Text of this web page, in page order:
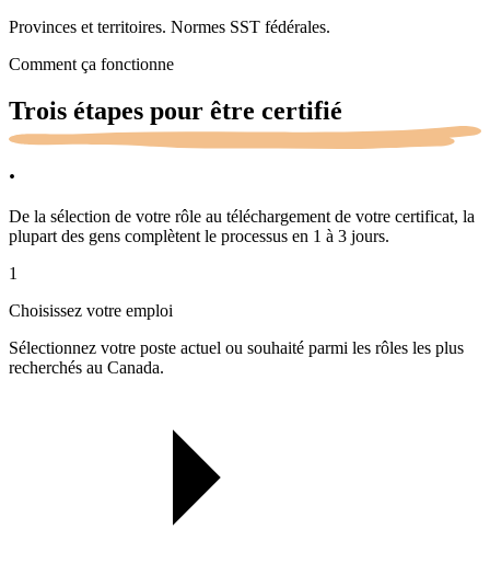
Provinces et territoires. Normes SST fédérales.
Comment ça fonctionne
Trois étapes pour être certifié
.
De la sélection de votre rôle au téléchargement de votre certificat, la
plupart des gens complètent le processus en 1 à 3 jours.
1
Choisissez votre emploi
Sélectionnez votre poste actuel ou souhaité parmi les rôles les plus
recherchés au Canada.